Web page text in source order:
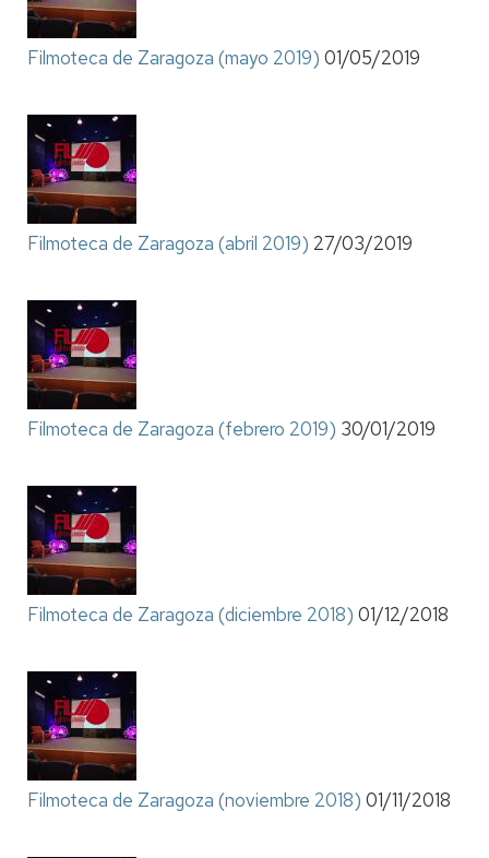
Filmoteca de Zaragoza (mayo 2019) 01/05/2019
Filmoteca de Zaragoza (abril 2019) 27/03/2019
Filmoteca de Zaragoza (febrero 2019) 30/01/2019
Filmoteca de Zaragoza (diciembre 2018) 01/12/2018
Filmoteca de Zaragoza (noviembre 2018) 01/11/2018